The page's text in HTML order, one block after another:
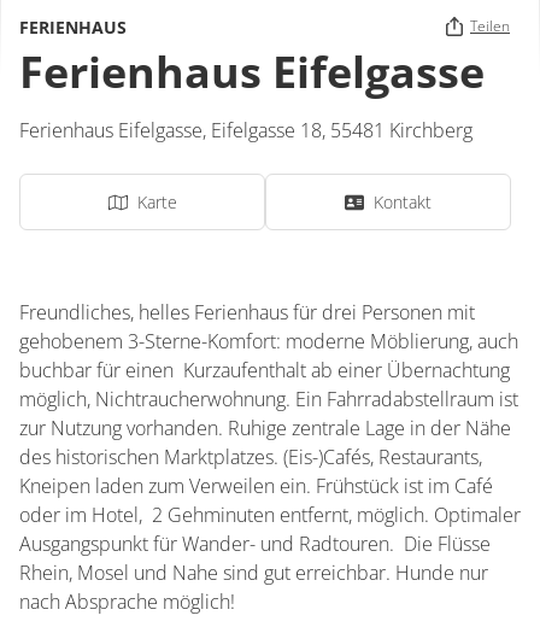
FERIENHAUS Teilen
Ferienhaus Eifelgasse
Ferienhaus Eifelgasse, Eifelgasse 18, 55481 Kirchberg
Karte Kontakt
Freundliches, helles Ferienhaus für drei Personen mit
gehobenem 3-Sterne-Komfort: moderne Möblierung, auch
buchbar für einen Kurzaufenthalt ab einer Übernachtung
möglich, Nichtraucherwohnung. Ein Fahrradabstellraum ist
zur Nutzung vorhanden. Ruhige zentrale Lage in der Nähe
des historischen Marktplatzes. (Eis-)Cafés, Restaurants,
Kneipen laden zum Verweilen ein. Frühstück ist im Café
oder im Hotel, 2 Gehminuten entfernt, möglich. Optimaler
Ausgangspunkt für Wander- und Radtouren. Die Flüsse
Rhein, Mosel und Nahe sind gut erreichbar. Hunde nur
nach Absprache möglich!